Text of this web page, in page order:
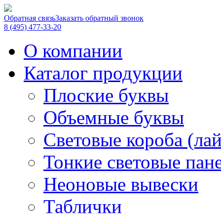
Обратная связьЗаказать обратный звонок
8 (495) 477-33-20
О компании
Каталог продукции
Плоские буквы
Объемные буквы
Световые короба
Тонкие световые
Неоновые вывески
Таблички